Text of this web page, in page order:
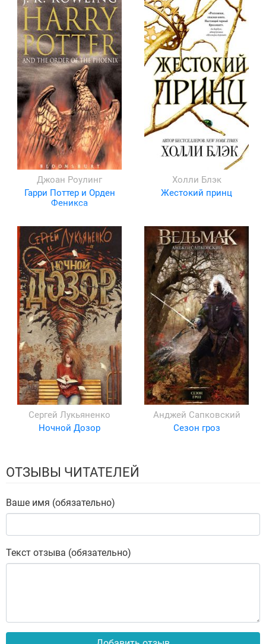
Джоан Роулинг
Гарри Поттер и Орден
Феникса
Холли Блэк
Жестокий принц
Сергей Лукьяненко
Ночной Дозор
Анджей Сапковский
Сезон гроз
ОТЗЫВЫ ЧИТАТЕЛЕЙ
Ваше имя (обязательно)
Текст отзыва (обязательно)